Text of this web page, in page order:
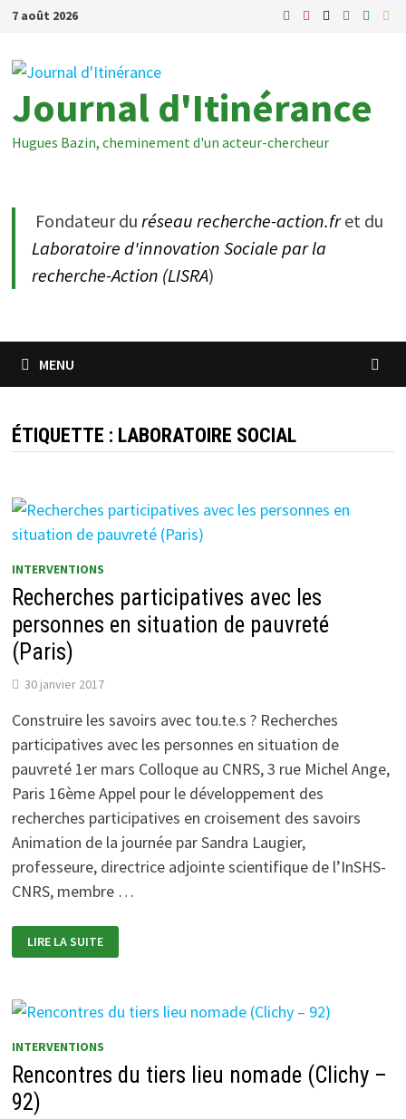
Passer
contenu
7 août 2026
Journal d'Itinérance
Hugues Bazin, cheminement d'un acteur-chercheur
Fondateur duréseau recherche-action.fret du
Laboratoire d'innovation Sociale par la
recherche-Action (LISRA)
MENU
ÉTIQUETTE : LABORATOIRE SOCIAL
INTERVENTIONS
Recherches participatives avec les
personnes en situation de pauvreté
(Paris)
30 janvier 2017
Construire les savoirs avec tou.te.s ? Recherches
participatives avec les personnes en situation de
pauvreté 1er mars Colloque au CNRS, 3 rue Michel Ange,
Paris 16ème Appel pour le développement des
recherches participatives en croisement des savoirs
Animation de la journée par Sandra Laugier,
professeure, directrice adjointe scientifique de l’InSHS-
CNRS, membre …
PARTICIPATIVES
AVEC
SITUATION
DE
(PARIS)
LIRE LA SUITE
INTERVENTIONS
Rencontres du tiers lieu nomade (Clichy –
92)